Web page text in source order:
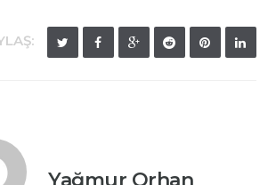
Yağmur Orhan